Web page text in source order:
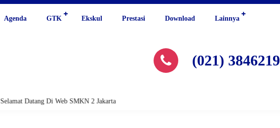
Agenda GTK Ekskul Prestasi Download Lainnya
(021) 3846219
Selamat Datang Di Web SMKN 2 Jakarta